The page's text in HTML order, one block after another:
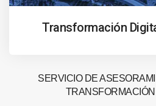
Transformación
SERVICIO DE
TRANSFORMACIÓN